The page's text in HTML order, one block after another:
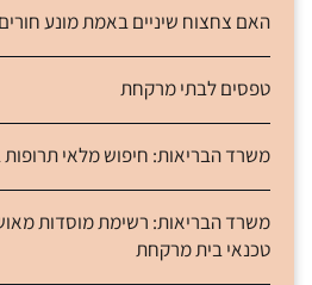
האם צחצוח שיניים באמת מונע
טפסים לבתי מרקחת
משרד הבריאות: חיפוש מלאי
משרד הבריאות: רשימת מוסדות
טכנאי בית מרקחת